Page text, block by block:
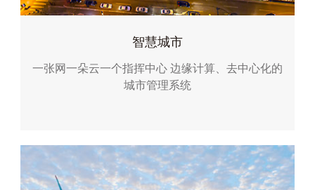
智慧城市
一张网一朵云一个指挥中心 边缘计算、去中心化的
城市管理系统